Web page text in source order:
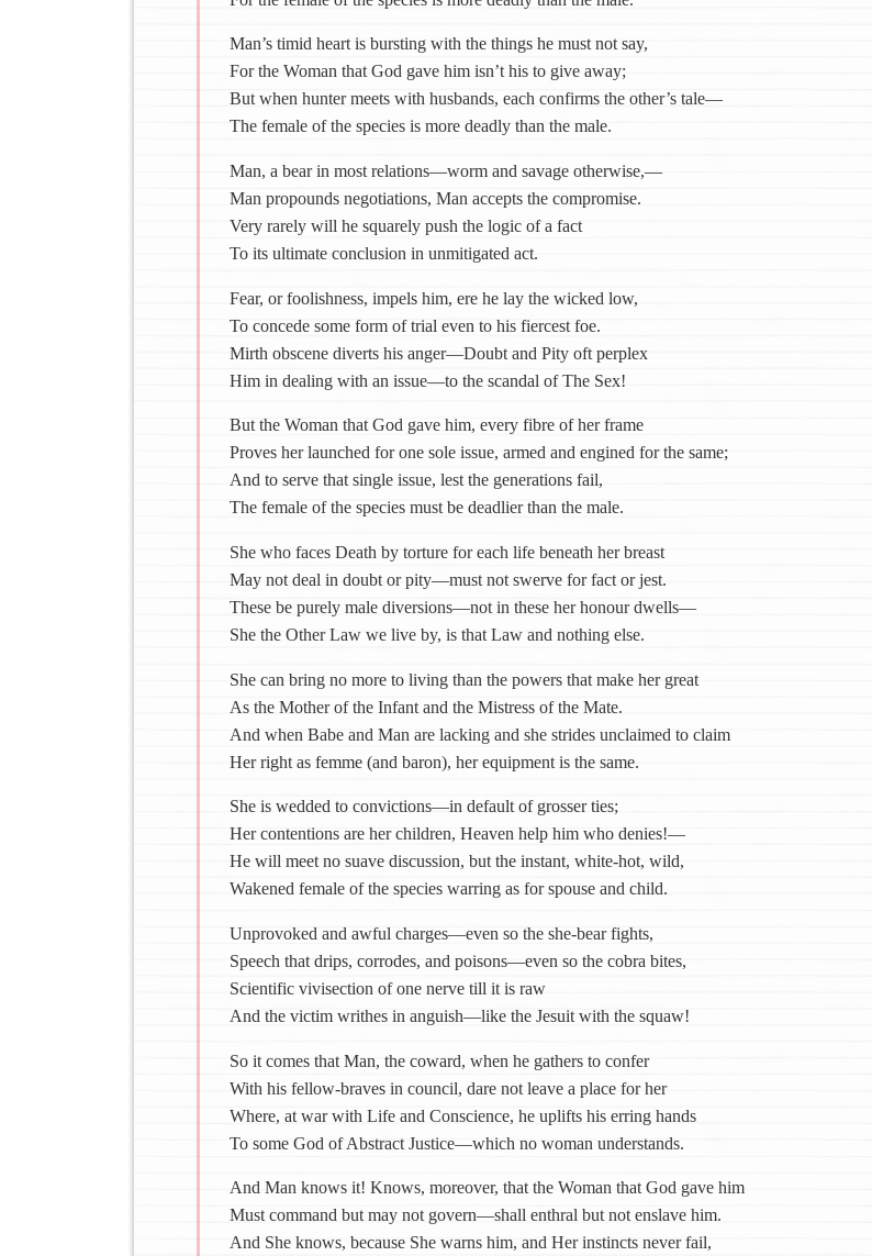
Man’s timid heart is bursting with the things he must not say,
For the Woman that God gave him isn’t his to give away;
But when hunter meets with husbands, each confirms the other’s tale—
The female of the species is more deadly than the male.
Man, a bear in most relations—worm and savage otherwise,—
Man propounds negotiations, Man accepts the compromise.
Very rarely will he squarely push the logic of a fact
To its ultimate conclusion in unmitigated act.
Fear, or foolishness, impels him, ere he lay the wicked low,
To concede some form of trial even to his fiercest foe.
Mirth obscene diverts his anger—Doubt and Pity oft perplex
Him in dealing with an issue—to the scandal of The Sex!
But the Woman that God gave him, every fibre of her frame
Proves her launched for one sole issue, armed and engined for the same;
And to serve that single issue, lest the generations fail,
The female of the species must be deadlier than the male.
She who faces Death by torture for each life beneath her breast
May not deal in doubt or pity—must not swerve for fact or jest.
These be purely male diversions—not in these her honour dwells—
She the Other Law we live by, is that Law and nothing else.
She can bring no more to living than the powers that make her great
As the Mother of the Infant and the Mistress of the Mate.
And when Babe and Man are lacking and she strides unclaimed to claim
Her right as femme (and baron), her equipment is the same.
She is wedded to convictions—in default of grosser ties;
Her contentions are her children, Heaven help him who denies!—
He will meet no suave discussion, but the instant, white-hot, wild,
Wakened female of the species warring as for spouse and child.
Unprovoked and awful charges—even so the she-bear fights,
Speech that drips, corrodes, and poisons—even so the cobra bites,
Scientific vivisection of one nerve till it is raw
And the victim writhes in anguish—like the Jesuit with the squaw!
So it comes that Man, the coward, when he gathers to confer
With his fellow-braves in council, dare not leave a place for her
Where, at war with Life and Conscience, he uplifts his erring hands
To some God of Abstract Justice—which no woman understands.
And Man knows it! Knows, moreover, that the Woman that God gave him
Must command but may not govern—shall enthral but not enslave him.
And She knows, because She warns him, and Her instincts never fail,